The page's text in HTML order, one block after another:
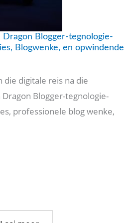
Blogger-tegnologie-
Blogwenke, en opwindende
die digitale reis na die
Blogger-tegnologie-
professionele blog wenke,